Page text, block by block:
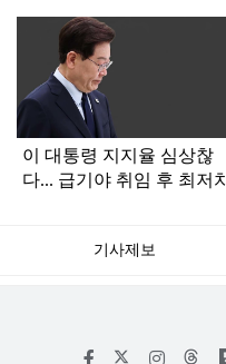
이 대통령 지지율 심상찮
다... 급기야 취임 후 최저치
기사제보
페 인